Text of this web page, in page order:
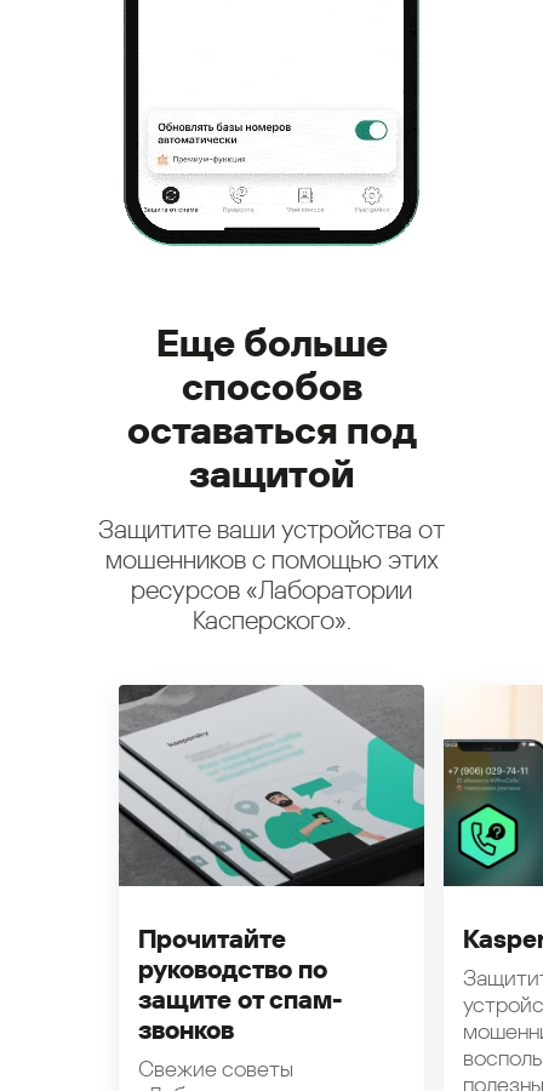
Еще больше
способов
оставаться под
защитой
Защитите ваши устройства от
мошенников с помощью этих
ресурсов «Лаборатории
Касперского».
Прочитайте
руководство по
защите от спам-
звонков
Свежие советы